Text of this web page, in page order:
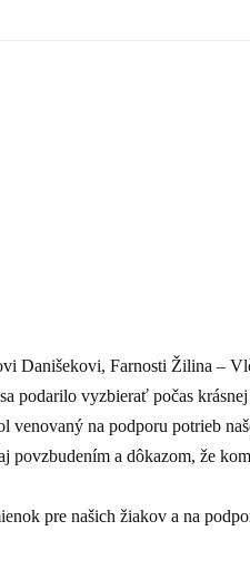
Danišekovi, Farnosti Žilina –
podarilo vyzbierať počas
na podporu potrieb
povzbudením a dôkazom, že
pre našich žiakov a na